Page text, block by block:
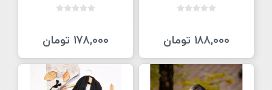
188,000 تومان 178,000 تومان